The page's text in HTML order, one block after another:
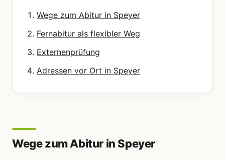
Wege zum Abitur in Speyer
Fernabitur als flexibler Weg
Externenprüfung
Adressen vor Ort in Speyer
Wege zum Abitur in Speyer